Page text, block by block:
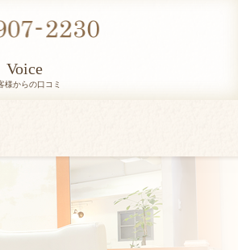
Voice
様からの口コミ